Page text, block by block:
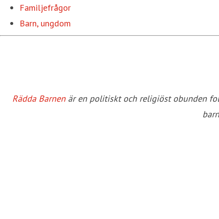
Familjefrågor
Barn, ungdom
Rädda Barnen är en politiskt och religiöst obunden